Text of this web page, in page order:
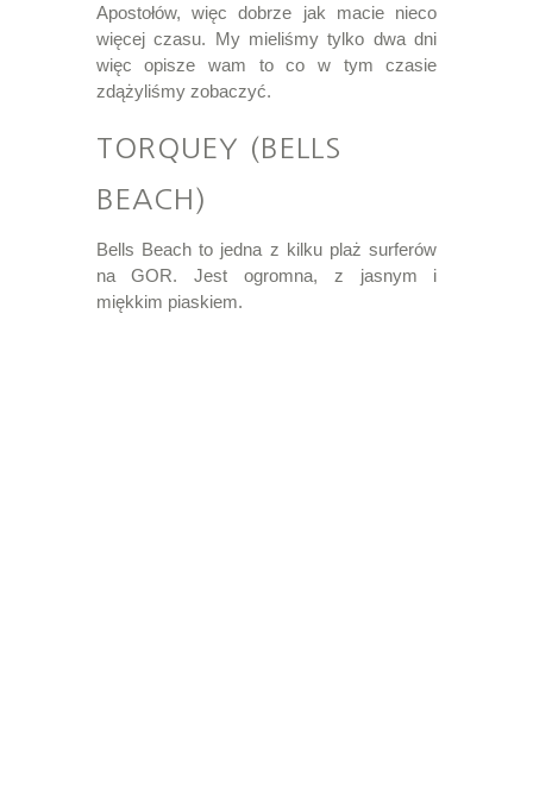
Apostołów, więc dobrze jak macie nieco
więcej czasu. My mieliśmy tylko dwa dni
więc opisze wam to co w tym czasie
zdążyliśmy zobaczyć.
TORQUEY (BELLS
BEACH)
Bells Beach to jedna z kilku plaż surferów
na GOR. Jest ogromna, z jasnym i
miękkim piaskiem.